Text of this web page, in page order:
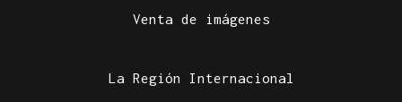
Venta de imágenes
La Región Internacional